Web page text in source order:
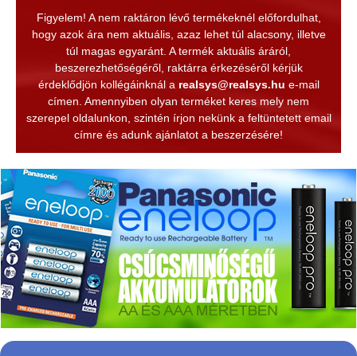
Figyelem! A nem raktáron lévő termékeknél előfordulhat,
hogy azok ára nem aktuális, azaz lehet túl alacsony, illetve
túl magas egyaránt. A termék aktuális áráról,
beszerezhetőségéről, raktárra érkezéséről kérjük
érdeklődjön kollégáinknál a realsys@realsys.hu e-mail
címen. Amennyiben olyan terméket keres mely nem
szerepel oldalunkon, szintén írjon nekünk a feltüntetett email
címre és adunk ajánlatot a beszerzésére!